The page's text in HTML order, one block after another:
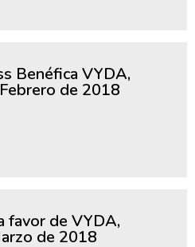
Benéfica VYDA,
de 2018
favor de VYDA,
de 2018